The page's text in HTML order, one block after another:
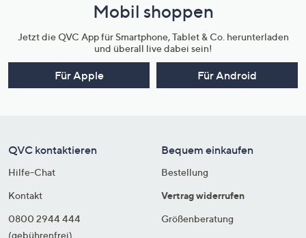
Mobil shoppen
Jetzt die QVC App für Smartphone, Tablet & Co. herunterladen
und überall live dabei sein!
Für Apple Für Android
QVC kontaktieren
Hilfe-Chat
Kontakt
0800 2944 444
(gebührenfrei)
Bequem einkaufen
Bestellung
Vertrag widerrufen
Größenberatung